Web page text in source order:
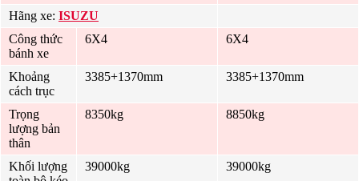
Hãng xe: ISUZU
Công thức
bánh xe
6X4 6X4
Khoảng
cách trục
3385+1370mm 3385+1370mm
Trọng
lượng bản
thân
8350kg 8850kg
Khối lượng
39000kg 39000kg